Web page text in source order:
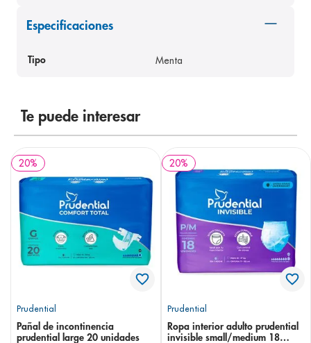
Especificaciones
Tipo Menta
Te puede interesar
20%
Prudential
Pañal de incontinencia
prudential large 20 unidades
20%
Prudential
Ropa interior adulto prudential
invisible small/medium 18